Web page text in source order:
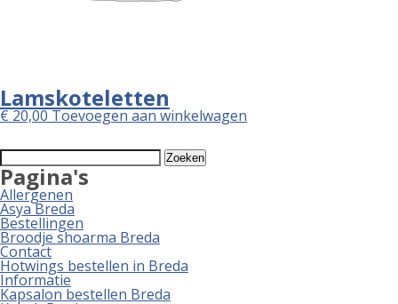
Lamskoteletten
€20,00Toevoegen aan winkelwagen
Zoeken
naar:
Pagina's
Allergenen
Asya Breda
Bestellingen
Broodje shoarma Breda
Contact
Hotwings bestellen in Breda
Informatie
Kapsalon bestellen Breda